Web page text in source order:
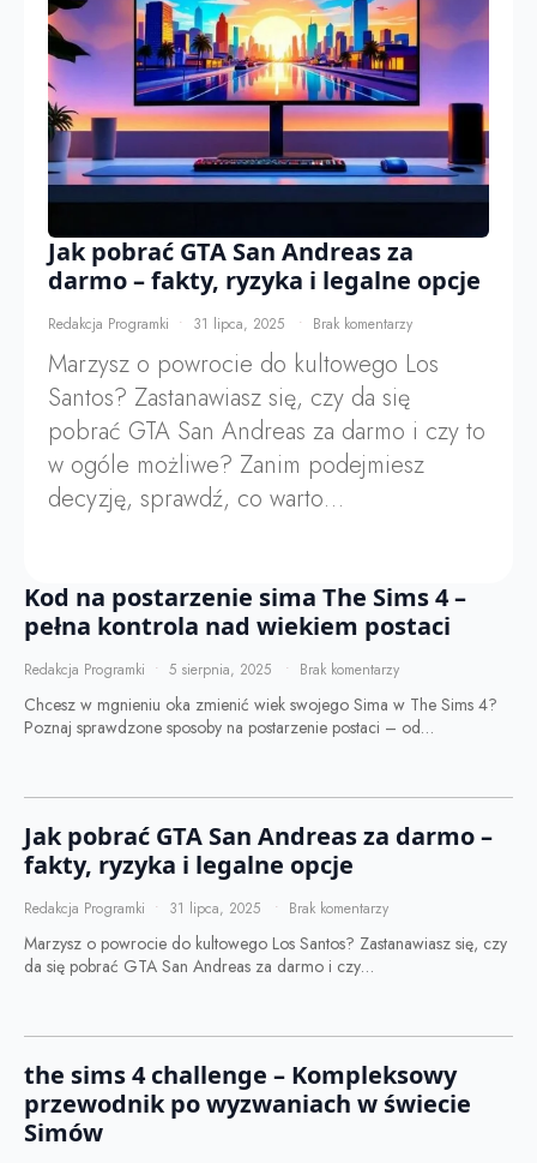
Jak pobrać GTA San Andreas za
darmo – fakty, ryzyka i legalne opcje
Redakcja Programki 31 lipca, 2025 Brak komentarzy
Marzysz o powrocie do kultowego Los
Santos? Zastanawiasz się, czy da się
pobrać GTA San Andreas za darmo i czy to
w ogóle możliwe? Zanim podejmiesz
decyzję, sprawdź, co warto…
Kod na postarzenie sima The Sims 4 –
pełna kontrola nad wiekiem postaci
Redakcja Programki 5 sierpnia, 2025 Brak komentarzy
Chcesz w mgnieniu oka zmienić wiek swojego Sima w The Sims 4?
Poznaj sprawdzone sposoby na postarzenie postaci – od…
Jak pobrać GTA San Andreas za darmo –
fakty, ryzyka i legalne opcje
Redakcja Programki 31 lipca, 2025 Brak komentarzy
Marzysz o powrocie do kultowego Los Santos? Zastanawiasz się, czy
da się pobrać GTA San Andreas za darmo i czy…
the sims 4 challenge – Kompleksowy
przewodnik po wyzwaniach w świecie
Simów